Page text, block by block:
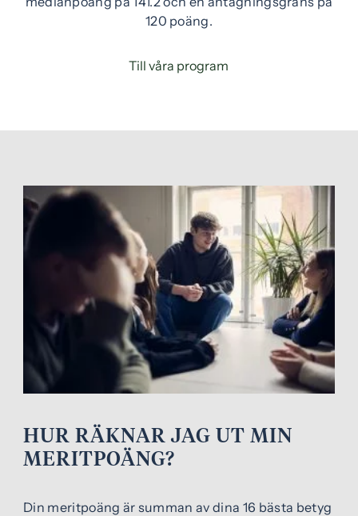
120 poäng.
Till våra program
HUR RÄKNAR JAG UT MIN
MERITPOÄNG?
Din meritpoäng är summan av dina 16 bästa betyg